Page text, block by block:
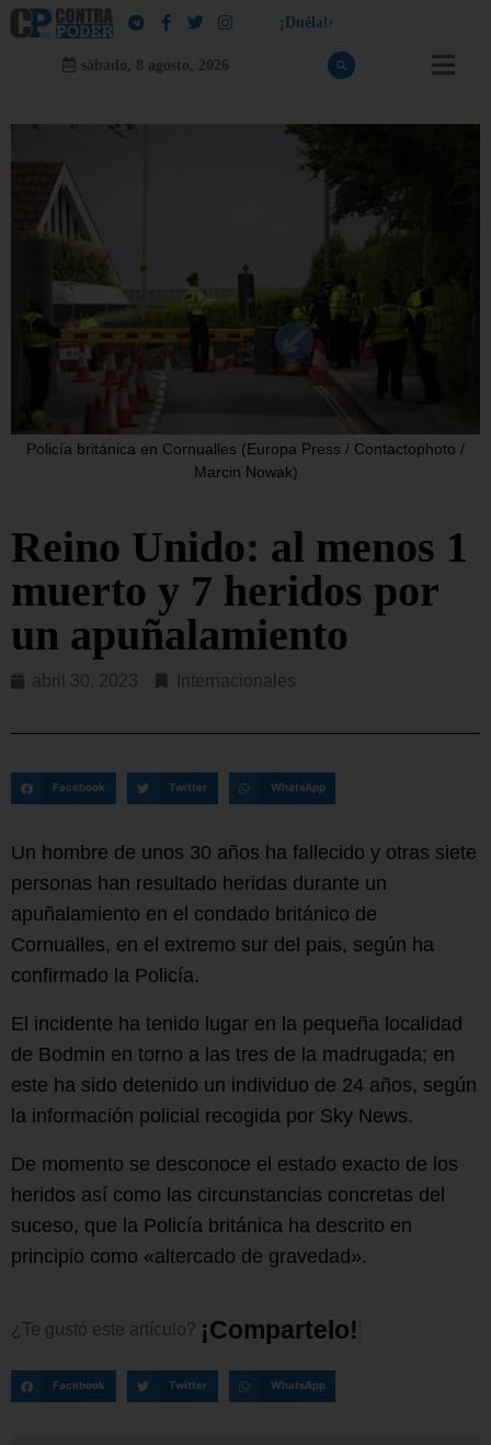
¡ Dué a e
sábado, 8 agosto, 2026
Policía británica en Cornualles (Europa Press / Contactophoto /
Marcin Nowak)
Reino Unido: al menos 1
muerto y 7 heridos por
un apuñalamiento
abril 30, 2023 Internacionales
Facebook Twitter WhatsApp
Un hombre de unos 30 años ha fallecido y otras siete
personas han resultado heridas durante un
apuñalamiento en el condado británico de
Cornualles, en el extremo sur del pais, según ha
confirmado la Policía.
El incidente ha tenido lugar en la pequeña localidad
de Bodmin en torno a las tres de la madrugada; en
este ha sido detenido un individuo de 24 años, según
la información policial recogida por Sky News.
De momento se desconoce el estado exacto de los
heridos así como las circunstancias concretas del
suceso, que la Policía británica ha descrito en
principio como «altercado de gravedad».
¿Te gustó este artículo? ¡Compartelo!
Facebook Twitter WhatsApp